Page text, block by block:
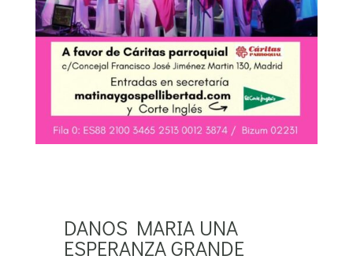
DANOS MARIA UNA
ESPERANZA GRANDE